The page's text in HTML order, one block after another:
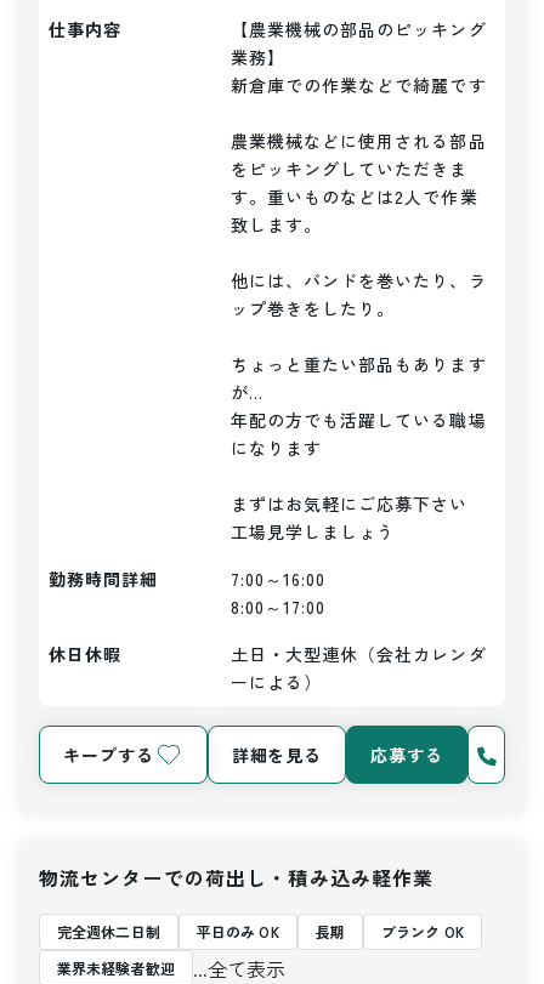
仕事内容
【農業機械の部品のピッキング
業務】
新倉庫での作業などで綺麗です
農業機械などに使用される部品
をピッキングしていただきま
す。重いものなどは2人で作業
致します。
他には、バンドを巻いたり、ラ
ップ巻きをしたり。
ちょっと重たい部品もあります
が...
年配の方でも活躍している職場
になります
まずはお気軽にご応募下さい
勤務時間詳細
7:00～16:00
8:00～17:00
休日休暇
土日・大型連休（会社カレンダ
ーによる）
キープする 詳細を見る 応募する
物流センターでの荷出し・積み込み軽作業
完全週休二日制 平日のみ OK 長期
ブランク OK
業界未経験者歓迎
...全て表示